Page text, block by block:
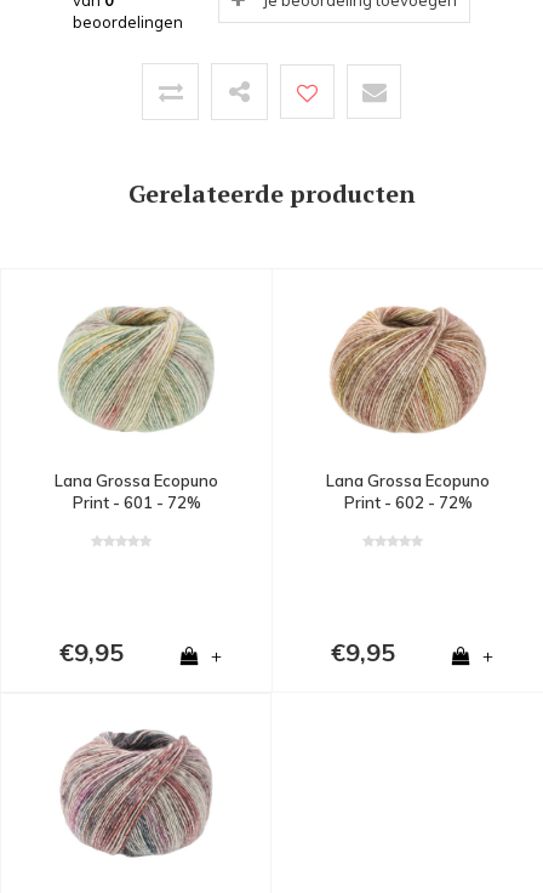
beoordelingen
Gerelateerde producten
Lana Grossa Ecopuno
Print - 601 - 72%
en 11% alpaca - Groen
€9,95 +
Lana Grossa Ecopuno
Print - 602 - 72%
en 11% alpaca - Bruin
€9,95 +